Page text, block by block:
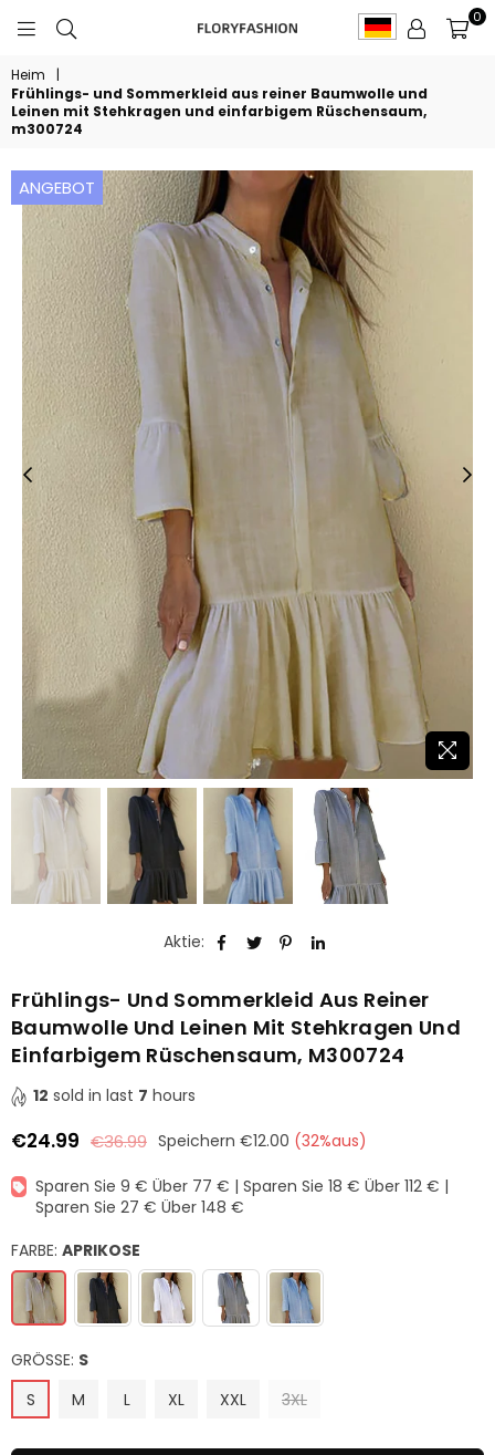
FLORYFASHION
0
Heim
|
Frühlings- und Sommerkleid aus reiner Baumwolle und
Leinen mit Stehkragen und einfarbigem Rüschensaum,
m300724
ANGEBOT
Aktie:
Frühlings- Und Sommerkleid Aus Reiner
Baumwolle Und Leinen Mit Stehkragen Und
Einfarbigem Rüschensaum, M300724
12 sold in last 7 hours
Normaler
Preis
€24.99 €36.99 Speichern €12.00 (32%aus)
Sparen Sie 9 € Über 77 € | Sparen Sie 18 € Über 112 € |
Sparen Sie 27 € Über 148 €
FARBE: APRIKOSE
GRÖSSE: S
S
M L XL XXL 3XL